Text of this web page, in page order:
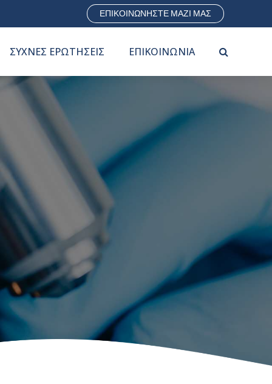
ΕΠΙΚΟΙΝΩΝΗΣΤΕ ΜΑΖΙ ΜΑΣ
ΣΥΧΝΕΣ ΕΡΩΤΗΣΕΙΣ ΕΠΙΚΟΙΝΩΝΙΑ